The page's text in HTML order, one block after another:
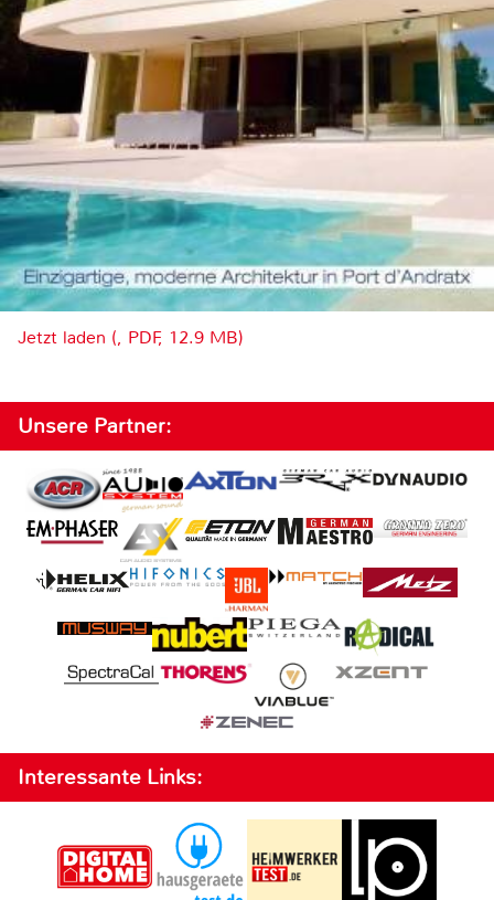
Jetzt laden (, PDF, 12.9 MB)
Unsere Partner:
Interessante Links: